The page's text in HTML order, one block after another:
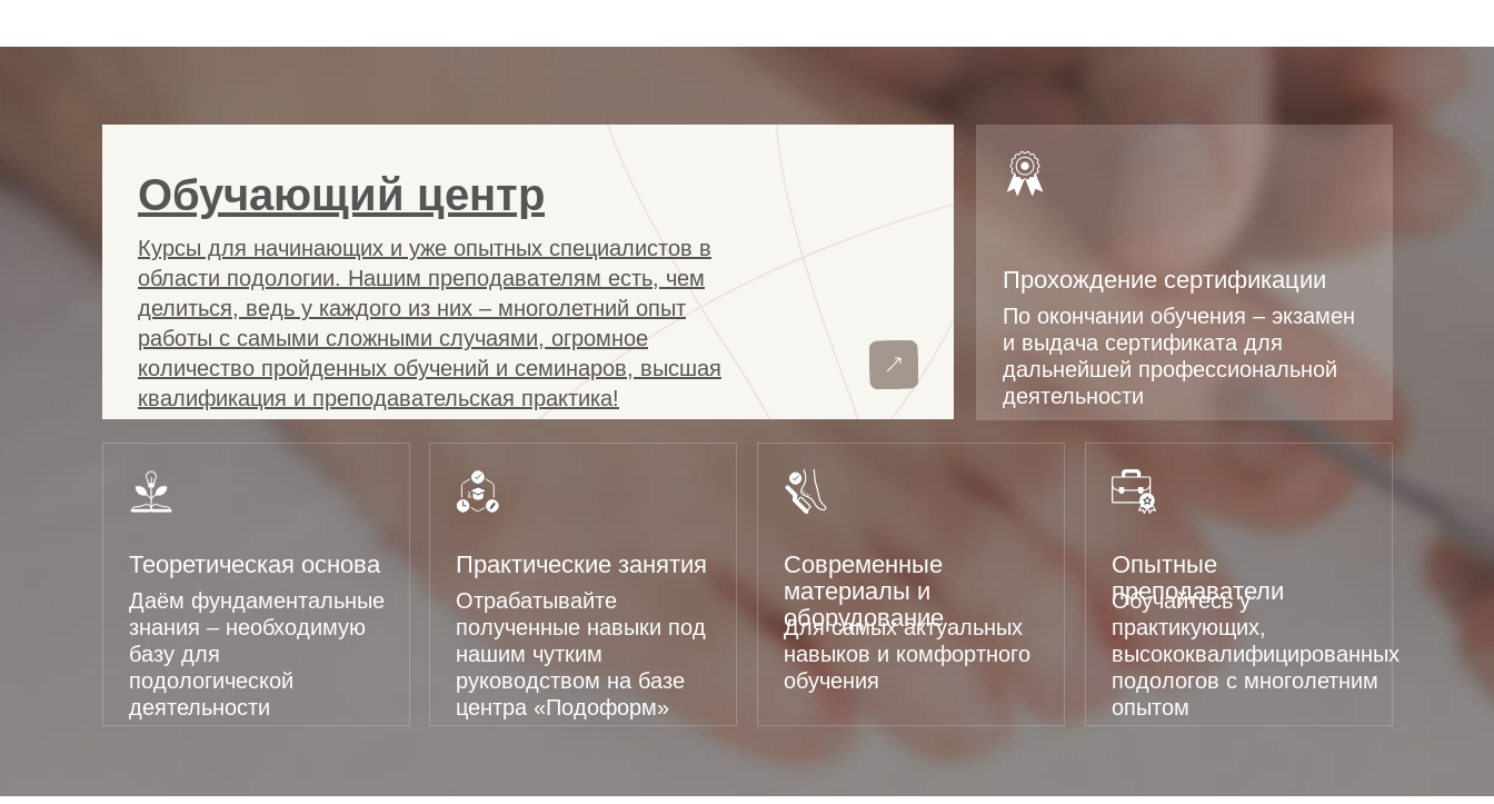
Теоретическая основа
Даём фундаментальные
знания – необходимую
базу для
подологической
деятельности
Практические занятия
Отрабатывайте
полученные навыки под
нашим чутким
руководством на базе
центра «Подоформ»
Прохождение сертификации
По окончании обучения – экзамен
и выдача сертификата для
дальнейшей профессиональной
деятельности
Современные
материалы и
оборудование
Для самых актуальных
навыков и комфортного
обучения
Опытные
преподаватели
Обучайтесь у
практикующих,
высококвалифицированных
подологов с многолетним
опытом
Обучающий центр
Курсы для начинающих и уже опытных специалистов в
области подологии. Нашим преподавателям есть, чем
делиться, ведь у каждого из них – многолетний опыт
работы с самыми сложными случаями, огромное
количество пройденных обучений и семинаров, высшая
квалификация и преподавательская практика!